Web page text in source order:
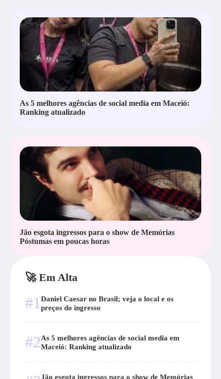
As 5 melhores agências de social media em Maceió:
Ranking atualizado
Jão esgota ingressos para o show de Memórias
Póstumas em poucas horas
🚀 Em Alta
#1 Daniel Caesar no Brasil; veja o local e os
preços do ingresso
#2As 5 melhores agências de social media em
Maceió: Ranking atualizado
Jão esgota ingressos para o show de Memórias